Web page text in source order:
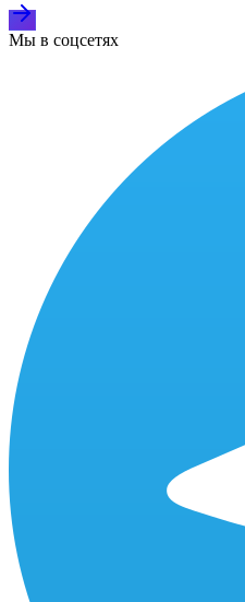
Мы в соцсетях